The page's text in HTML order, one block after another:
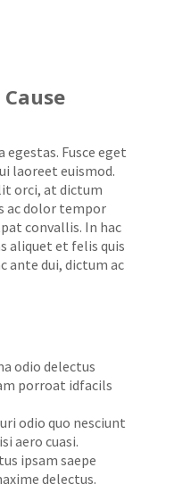
Fusce eget
laoreet euismod.
orci, at dictum
ac dolor tempor
convallis. In hac
aliquet et felis quis
ante dui, dictum ac
odio delectus
porroat idfacils
odio quo nesciunt
aero cuasi.
ipsam saepe
delectus.